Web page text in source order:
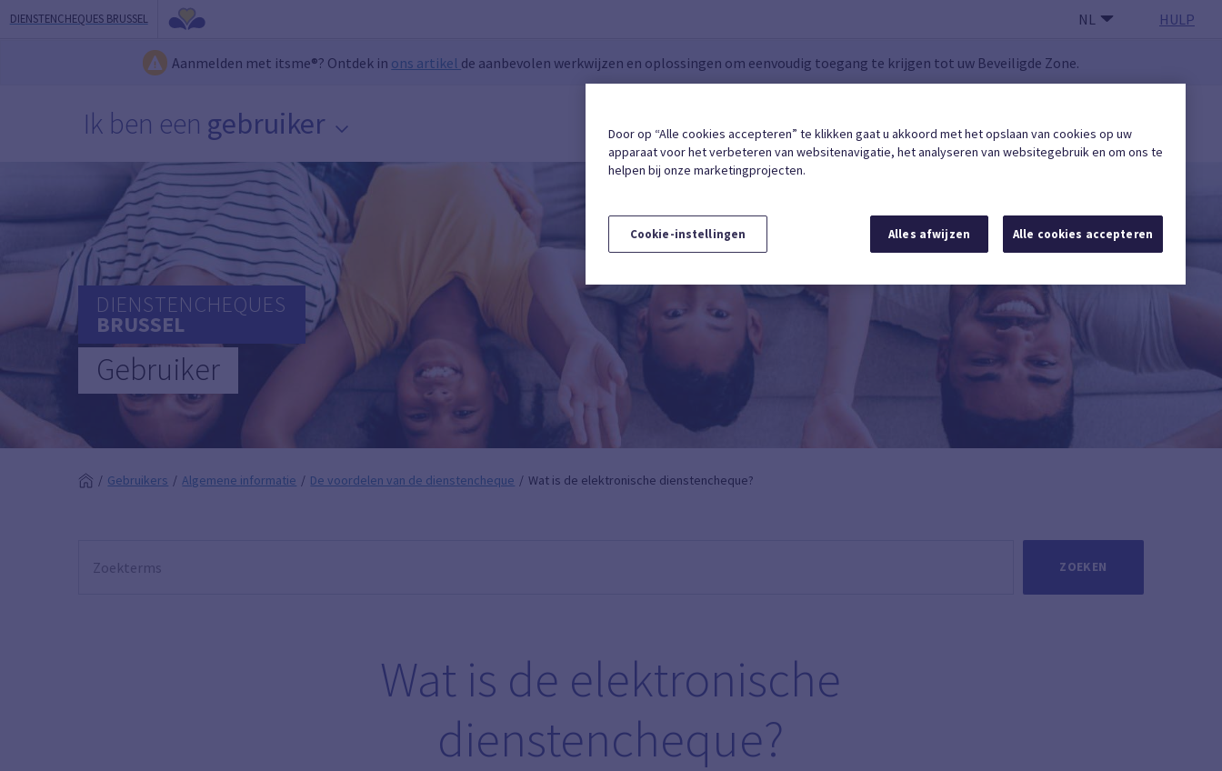
DIENSTENCHEQUES BRUSSEL NL HULP
Aanmelden met itsme®? Ontdek in ons artikel de aanbevolen werkwijzen en oplossingen om eenvoudig toegang te krijgen tot uw Beveiligde Zone.
Ik ben een gebruiker
Een erkende onderneming vinden
DIENSTENCHEQUES
BRUSSEL
Gebruiker
Gebruikers Algemene informatie De voordelen van de dienstencheque Wat is de elektronische dienstencheque?
ZOEKEN
Wat is de elektronische
dienstencheque?
Door op “Alle cookies accepteren” te klikken gaat u akkoord met het opslaan van cookies op uw
apparaat voor het verbeteren van websitenavigatie, het analyseren van websitegebruik en om ons te
helpen bij onze marketingprojecten.
Cookie-instellingen Alles afwijzen Alle cookies accepteren